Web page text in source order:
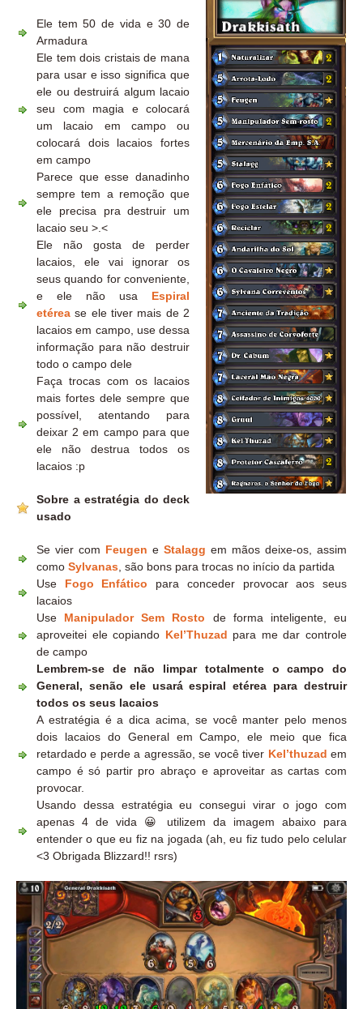
Ele tem 50 de vida e 30 de
Armadura
Ele tem dois cristais de mana
para usar e isso significa que
ele ou destruirá algum lacaio
seu com magia e colocará
um lacaio em campo ou
colocará dois lacaios fortes
em campo
Parece que esse danadinho
sempre tem a remoção que
ele precisa pra destruir um
lacaio seu >.<
Ele não gosta de perder
lacaios, ele vai ignorar os
seus quando for conveniente,
e ele não usa Espiral
etérea se ele tiver mais de 2
lacaios em campo, use dessa
informação para não destruir
todo o campo dele
Faça trocas com os lacaios
mais fortes dele sempre que
possível, atentando para
deixar 2 em campo para que
ele não destrua todos os
lacaios :p
Sobre a estratégia do deck
usado
Se vier com Feugen e Stalagg em mãos deixe-os, assim
como Sylvanas, são bons para trocas no início da partida
Use Fogo Enfático para conceder provocar aos seus
lacaios
Use Manipulador Sem Rosto de forma inteligente, eu
aproveitei ele copiando Kel’Thuzad para me dar controle
de campo
Lembrem-se de não limpar totalmente o campo do
General, senão ele usará espiral etérea para destruir
todos os seus lacaios
A estratégia é a dica acima, se você manter pelo menos
dois lacaios do General em Campo, ele meio que fica
retardado e perde a agressão, se você tiver Kel’thuzad em
campo é só partir pro abraço e aproveitar as cartas com
provocar.
Usando dessa estratégia eu consegui virar o jogo com
apenas 4 de vida 😀 utilizem da imagem abaixo para
entender o que eu fiz na jogada (ah, eu fiz tudo pelo celular
<3 Obrigada Blizzard!! rsrs)